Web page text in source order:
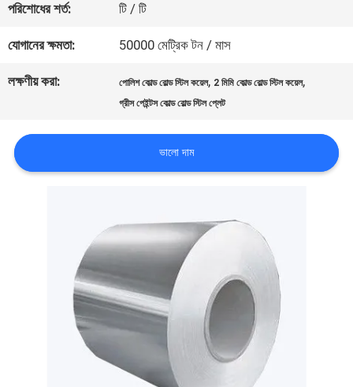
মামলা
পরিশোধের শর্ত: টি / টি
যোগানের ক্ষমতা: 50000 মেট্রিক টন / মাস
লক্ষণীয় করা: পোলিশ কোল্ড রোল্ড স্টিল কয়েল, 2 মিমি কোল্ড রোল্ড স্টিল কয়েল,
গ্রীস পেইন্টস কোল্ড রোল্ড স্টিল প্লেট
ভালো দাম